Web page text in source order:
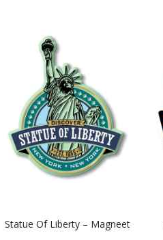
Statue Of Liberty – Magneet